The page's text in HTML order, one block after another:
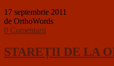
17 septembrie 2011
de OrthoWords
0 Comentarii
STAREȚII DE LA